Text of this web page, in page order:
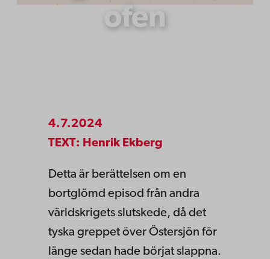
ofen
4.7.2024
TEXT: Henrik Ekberg
Detta är berättelsen om en
bortglömd episod från andra
världskrigets slutskede, då det
tyska greppet över Östersjön för
länge sedan hade börjat slappna.